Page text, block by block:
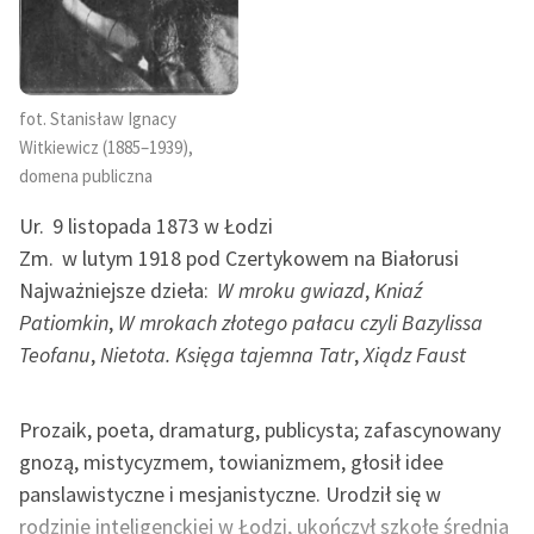
Zespół
Zasady wykorzystania
Wolnych Lektur
Logotypy
Materiały promocyjne
Polityka prywatności
Regulamin biblioteki
Dane fundacji i
Regulamin darowizn
Informacja o treściach
wrażliwych
fot. Stanisław Ignacy
Witkiewicz (1885–1939),
domena publiczna
Ur. 9 listopada 1873 w Łodzi
Zm. w lutym 1918 pod Czertykowem na Białorusi
Najważniejsze dzieła: W mroku gwiazd,Kniaź
Patiomkin, W mrokach złotego pałacu czyli Bazylissa
Teofanu,Nietota. Księga tajemna Tatr,Xiądz Faust
Prozaik, poeta, dramaturg, publicysta; zafascynowany
gnozą, mistycyzmem, towianizmem, głosił idee
panslawistyczne i mesjanistyczne. Urodził się w
rodzinie inteligenckiej w Łodzi, ukończył szkołę średnią